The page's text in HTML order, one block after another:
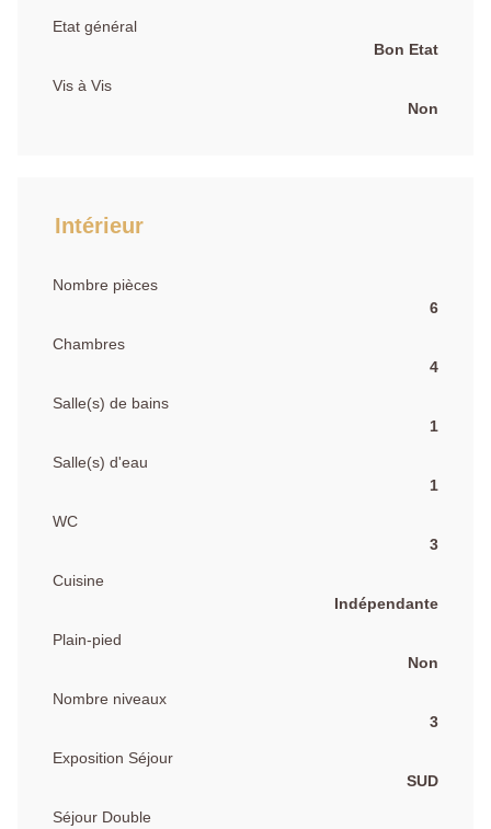
Etat général
Bon Etat
Vis à Vis
Non
Intérieur
Nombre pièces
6
Chambres
4
Salle(s) de bains
1
Salle(s) d'eau
1
WC
3
Cuisine
Indépendante
Plain-pied
Non
Nombre niveaux
3
Exposition Séjour
SUD
Séjour Double